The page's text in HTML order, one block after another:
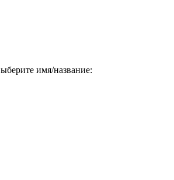
имя/название: